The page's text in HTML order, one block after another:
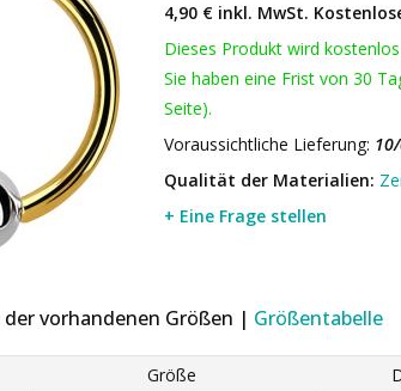
4,90 € inkl. MwSt.
Dieses Produkt wird
Sie haben eine Frist von 30
Seite).
Voraussichtliche Lieferung:
Qualität der Materialien:
+ Eine Frage stellen
vorhandenen Größen | Größentabelle
Größe